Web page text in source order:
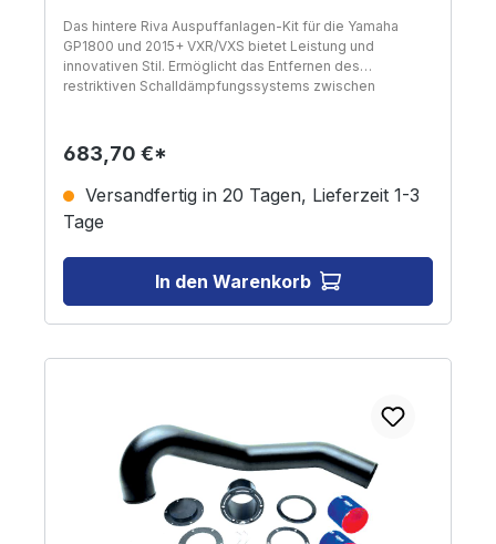
Das hintere Riva Auspuffanlagen-Kit für die Yamaha
GP1800 und 2015+ VXR/VXS bietet Leistung und
innovativen Stil. Ermöglicht das Entfernen des
restriktiven Schalldämpfungssystems zwischen
Einschränkung. Enthält ein dorngebogenes Aluminium-
Abgasrohr, das pulverbeschichtet ist, um Korrosion zu
verhindern, einen großen Billet Through-Hull-
Abgasauslass, eine OEM-Abgasauslassabsperrung und
Hochtemperatur-Silikonkupplungen sowie alle
Montageanleitungen.
683,70 €*
Versandfertig in 20 Tagen, Lieferzeit 1-3
Tage
In den Warenkorb